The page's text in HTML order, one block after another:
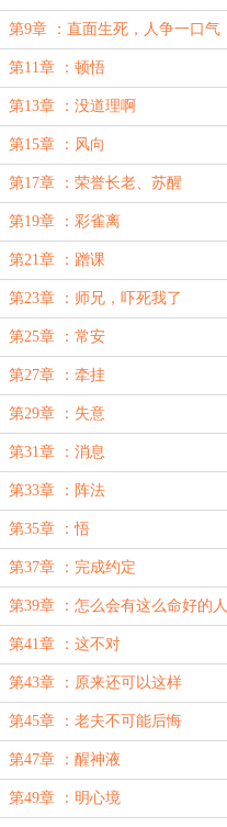
第9章 ：直面生死，人争一口气
第11章 ：顿悟
第13章 ：没道理啊
第15章 ：风向
第17章 ：荣誉长老、苏醒
第19章 ：彩雀离
第21章 ：蹭课
第23章 ：师兄，吓死我了
第25章 ：常安
第27章 ：牵挂
第29章 ：失意
第31章 ：消息
第33章 ：阵法
第35章 ：悟
第37章 ：完成约定
第39章 ：怎么会有这么命好的人
第41章 ：这不对
第43章 ：原来还可以这样
第45章 ：老夫不可能后悔
第47章 ：醒神液
第49章 ：明心境